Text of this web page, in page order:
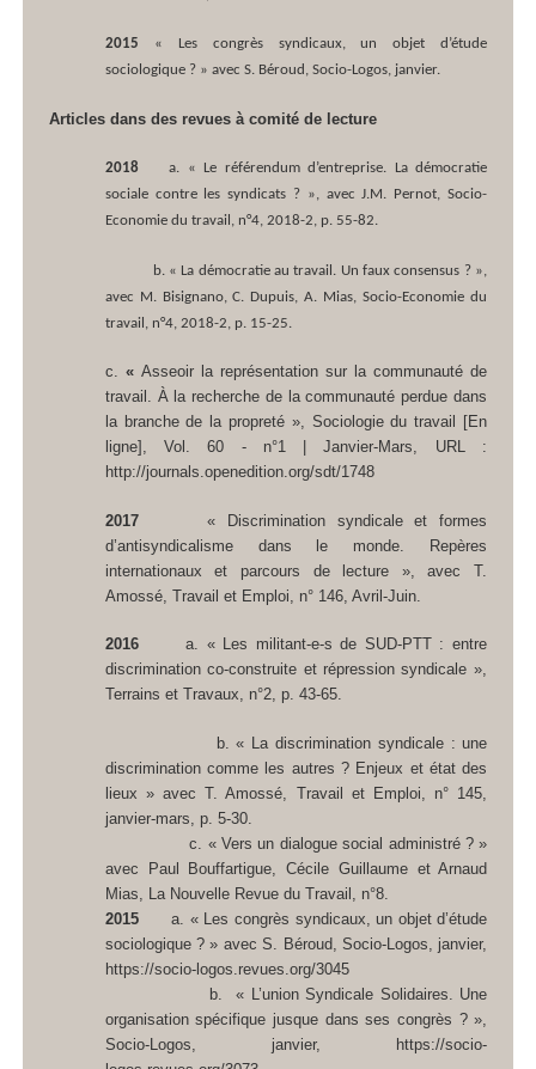
2015 « Les congrès syndicaux, un objet d’étude
sociologique ? » avec S. Béroud,Socio-Logos, janvier.
Articles dans des revues à comité de lecture
2018a. « Le référendum d’entreprise. La démocratie
sociale contre les syndicats ? », avec J.M. Pernot, Socio-
Economie du travail , n°4, 2018-2, p. 55-82.
b. « La démocratie au travail. Un faux consensus ? »,
avec M. Bisignano, C. Dupuis, A. Mias,Socio-Economie du
travail
, n°4, 2018-2, p. 15-25.
c. « Asseoir la représentation sur la communauté de
travail. À la recherche de la communauté perdue dans
la branche de la propreté », Sociologie du travail
[En
ligne], Vol. 60 - n°1 | Janvier-Mars, URL :
http://journals.openedition.org/sdt/1748
2017« Discrimination syndicale et formes
d’antisyndicalisme dans le monde. Repères
internationaux et parcours de lecture », avec T.
Amossé, Travail et Emploi , n° 146, Avril-Juin.
2016a. « Les militant-e-s de SUD-PTT : entre
discrimination co-construite et répression syndicale »,
Terrains et Travaux, n°2, p. 43-65.
b. « La discrimination syndicale : une
discrimination comme les autres ? Enjeux et état des
lieux » avec T. Amossé, Travail et Emploi , n° 145,
janvier-mars, p. 5-30.
c. « Vers un dialogue social administré ? »
avec Paul Bouffartigue, Cécile Guillaume et Arnaud
Mias, La Nouvelle Revue du Travail , n°8.
2015a. « Les congrès syndicaux, un objet d’étude
sociologique ? » avec S. Béroud, Socio-Logos , janvier,
https://socio-logos.revues.org/3045
b. « L’union Syndicale Solidaires. Une
organisation spécifique jusque dans ses congrès ? »,
Socio-Logos , janvier, https://socio-